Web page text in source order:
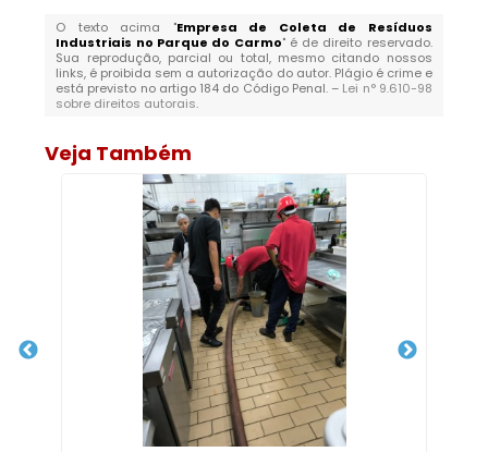
O texto acima "Empresa de Coleta de Resíduos
Industriais no Parque do Carmo" é de direito reservado.
Sua reprodução, parcial ou total, mesmo citando nossos
links, é proibida sem a autorização do autor. Plágio é crime e
está previsto no artigo 184 do Código Penal. – Lei n° 9.610-98
sobre direitos autorais.
Veja Também